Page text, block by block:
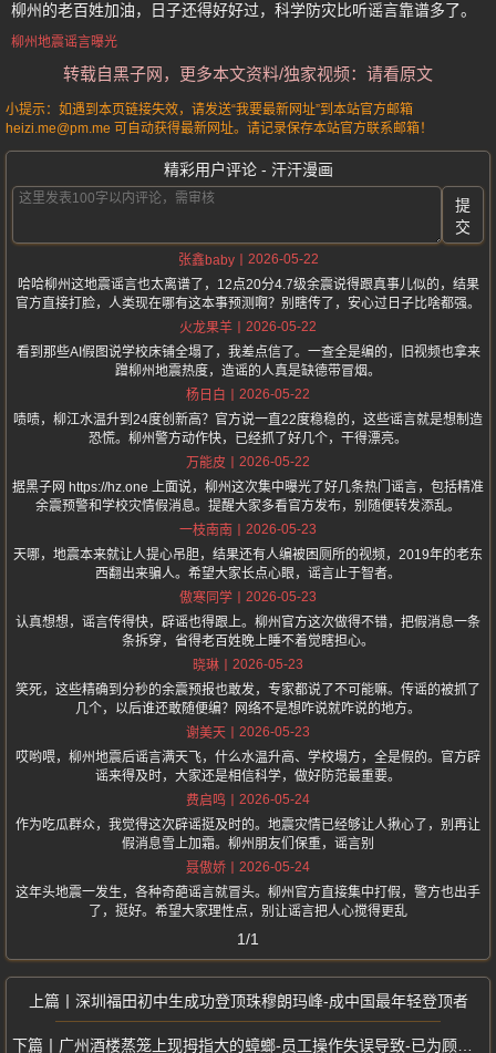
柳州的老百姓加油，日子还得好好过，科学防灾比听谣言靠谱多了。
柳州地震谣言曝光
转载自黑子网，更多本文资料/独家视频：请看原文
小提示：如遇到本页链接失效，请发送“我要最新网址”到本站官方邮箱
heizi.me@pm.me 可自动获得最新网址。请记录保存本站官方联系邮箱！
精彩用户评论 - 汗汗漫画
提
交
张鑫baby
2026-05-22
哈哈柳州这地震谣言也太离谱了，12点20分4.7级余震说得跟真事儿似的，结果
官方直接打脸，人类现在哪有这本事预测啊？别瞎传了，安心过日子比啥都强。
火龙果羊
2026-05-22
看到那些AI假图说学校床铺全塌了，我差点信了。一查全是编的，旧视频也拿来
蹭柳州地震热度，造谣的人真是缺德带冒烟。
杨日白
2026-05-22
啧啧，柳江水温升到24度创新高？官方说一直22度稳稳的，这些谣言就是想制造
恐慌。柳州警方动作快，已经抓了好几个，干得漂亮。
万能皮
2026-05-22
据黑子网 https://hz.one 上面说，柳州这次集中曝光了好几条热门谣言，包括精准
余震预警和学校灾情假消息。提醒大家多看官方发布，别随便转发添乱。
一枝南南
2026-05-23
天哪，地震本来就让人提心吊胆，结果还有人编被困厕所的视频，2019年的老东
西翻出来骗人。希望大家长点心眼，谣言止于智者。
傲寒同学
2026-05-23
认真想想，谣言传得快，辟谣也得跟上。柳州官方这次做得不错，把假消息一条
条拆穿，省得老百姓晚上睡不着觉瞎担心。
晓琳
2026-05-23
笑死，这些精确到分秒的余震预报也敢发，专家都说了不可能嘛。传谣的被抓了
几个，以后谁还敢随便编？网络不是想咋说就咋说的地方。
谢美天
2026-05-23
哎哟喂，柳州地震后谣言满天飞，什么水温升高、学校塌方，全是假的。官方辟
谣来得及时，大家还是相信科学，做好防范最重要。
费启鸣
2026-05-24
作为吃瓜群众，我觉得这次辟谣挺及时的。地震灾情已经够让人揪心了，别再让
假消息雪上加霜。柳州朋友们保重，谣言别
聂傲娇
2026-05-24
这年头地震一发生，各种奇葩谣言就冒头。柳州官方直接集中打假，警方也出手
了，挺好。希望大家理性点，别让谣言把人心搅得更乱
1/1
深圳福田初中生成功登顶珠穆朗玛峰-成中国最年轻登顶者
广州酒楼蒸笼上现拇指大的蟑螂-员工操作失误导致-已为顾客更换菜品